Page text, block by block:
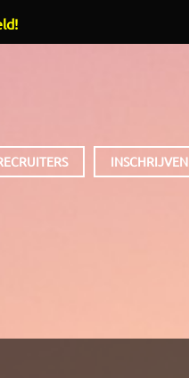
INSCHRIJVEN